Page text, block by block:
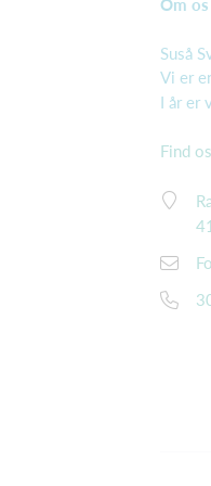
Suså
Vi er
I år er
Find